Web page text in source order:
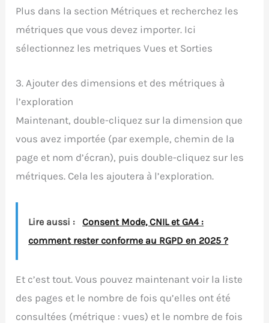
Plus dans la section Métriques et recherchez les
métriques que vous devez importer. Ici
sélectionnez les metriques Vues et Sorties
3. Ajouter des dimensions et des métriques à
l’exploration
Maintenant, double-cliquez sur la dimension que
vous avez importée (par exemple, chemin de la
page et nom d’écran), puis double-cliquez sur les
métriques. Cela les ajoutera à l’exploration.
Lire aussi :
Consent Mode, CNIL et GA4 :
comment rester conforme au RGPD en 2025 ?
Et c’est tout. Vous pouvez maintenant voir la liste
des pages et le nombre de fois qu’elles ont été
consultées (métrique : vues) et le nombre de fois